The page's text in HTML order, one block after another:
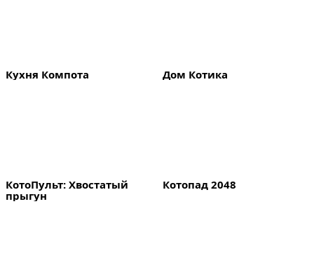
Кухня Компота Дом Котика
КотоПульт: Хвостатый
прыгун
Котопад 2048